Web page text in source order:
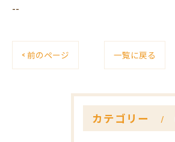
--
< 前のページ 一覧に戻る
カテゴリー